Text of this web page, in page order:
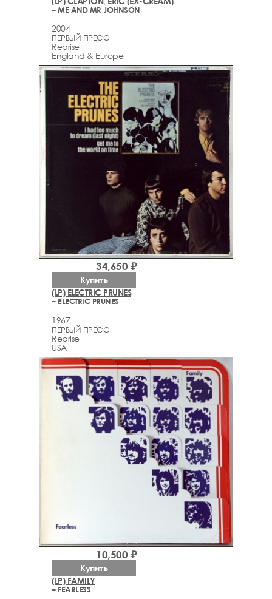
– ME AND MR JOHNSON
2004
ПЕРВЫЙ ПРЕСС
Reprise
England & Europe
(LP) ELECTRIC PRUNES
– ELECTRIC PRUNES
1967
ПЕРВЫЙ ПРЕСС
Reprise
USA
34,650 ₽
Купить
(LP) FAMILY
– FEARLESS
10,500 ₽
Купить